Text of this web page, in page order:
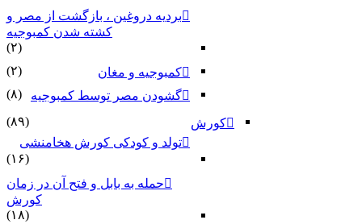
بردیه دروغین ، بازگشت از مصر و
کشته شدن کمبوجیه
(۲)
کمبوجیه و مغان
(۲)
گشودن مصر توسط کمبوجیه
(۸)
کورش
(۸۹)
تولد و کودکی کورش هخامنشی
(۱۶)
حمله به بابل و فتح آن در زمان
کورش
(۱۸)